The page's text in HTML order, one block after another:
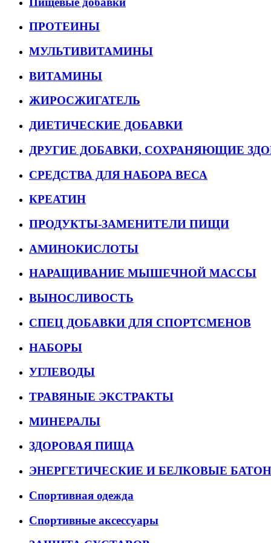
ПРОТЕИНЫ
МУЛЬТИВИТАМИНЫ
ВИТАМИНЫ
ЖИРОСЖИГАТЕЛЬ
ДИЕТИЧЕСКИЕ ДОБАВКИ
ДРУГИЕ ДОБАВКИ, СОХРАНЯЮЩИЕ
СРЕДСТВА ДЛЯ НАБОРА ВЕСА
КРЕАТИН
ПРОДУКТЫ-ЗАМЕНИТЕЛИ ПИЩИ
АМИНОКИСЛОТЫ
НАРАЩИВАНИЕ МЫШЕЧНОЙ МАССЫ
ВЫНОСЛИВОСТЬ
СПЕЦ ДОБАВКИ ДЛЯ СПОРТСМЕНОВ
НАБОРЫ
УГЛЕВОДЫ
ТРАВЯНЫЕ ЭКСТРАКТЫ
МИНЕРАЛЫ
ЗДОРОВАЯ ПИЩА
ЭНЕРГЕТИЧЕСКИЕ И БЕЛКОВЫЕ
Спортивная одежда
Спортивные аксессуары